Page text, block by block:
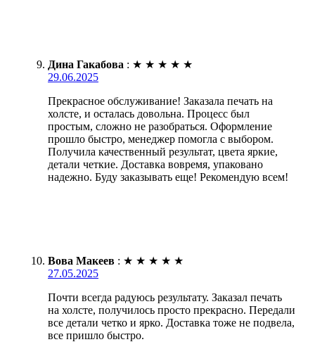
Дина Гакабова : ★ ★ ★ ★ ★
29.06.2025
Прекрасное обслуживание! Заказала печать на
холсте, и осталась довольна. Процесс был
простым, сложно не разобраться. Оформление
прошло быстро, менеджер помогла с выбором.
Получила качественный результат, цвета яркие,
детали четкие. Доставка вовремя, упаковано
надежно. Буду заказывать еще! Рекомендую всем!
Вова Макеев : ★ ★ ★ ★ ★
27.05.2025
Почти всегда радуюсь результату. Заказал печать
на холсте, получилось просто прекрасно. Передали
все детали четко и ярко. Доставка тоже не подвела,
все пришло быстро.